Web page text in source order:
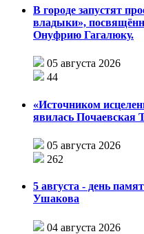
В городе запустят
владыки»,
Онуфрию Гагалюку.
05 августа 2026
44
«Источником
явилась Почаевская
05 августа 2026
262
5 августа - день
Ушакова
04 августа 2026